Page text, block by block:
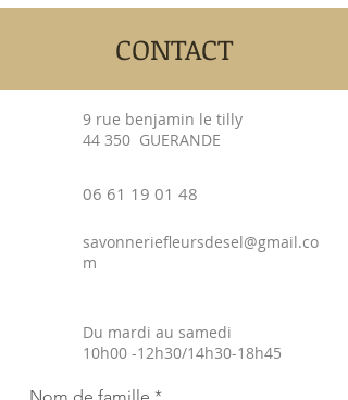
CONTACT
9 rue benjamin le tilly
44 350 GUERANDE
06 61 19 01 48
savonneriefleursdesel@gmail.co
m
Du mardi au samedi
​10h00 -12h30/14h30-18h45